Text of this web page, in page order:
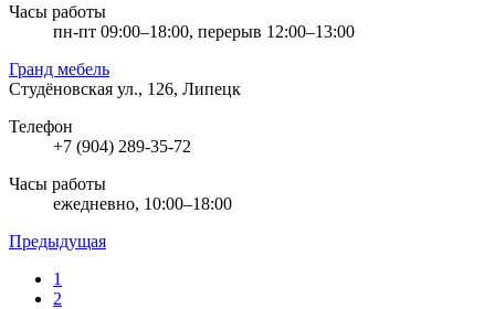
Часы работы
пн-пт 09:00–18:00, перерыв 12:00–13:00
Гранд мебель
Студёновская ул., 126, Липецк
Телефон
+7 (904) 289-35-72
Часы работы
ежедневно, 10:00–18:00
Предыдущая
1
2